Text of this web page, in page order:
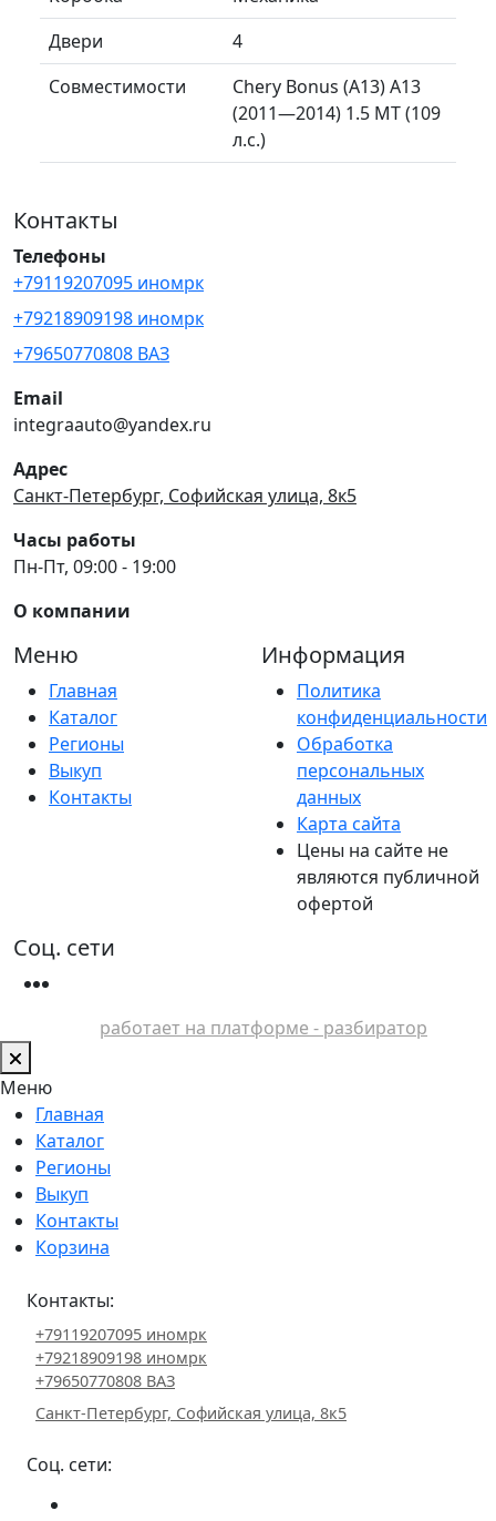
Двери
4
Совместимости
Chery Bonus (A13) A13
(2011—2014) 1.5 MT (109
л.с.)
Контакты
Телефоны
+79119207095 иномрк
+79218909198 иномрк
+79650770808 ВАЗ
Email
integraauto@yandex.ru
Адрес
Санкт-Петербург, Софийская улица, 8к5
Часы работы
Пн-Пт, 09:00 - 19:00
О компании
Меню
Главная
Каталог
Регионы
Выкуп
Контакты
Информация
Политика
конфиденциальности
Обработка
персональных
данных
Карта сайта
Цены на сайте не
являются публичной
офертой
Соц. сети
работает на платформе - разбиратор
Меню
Главная
Каталог
Регионы
Выкуп
Контакты
Корзина
Контакты:
+79119207095 иномрк
+79218909198 иномрк
+79650770808 ВАЗ
Санкт-Петербург, Софийская улица, 8к5
Соц. сети: